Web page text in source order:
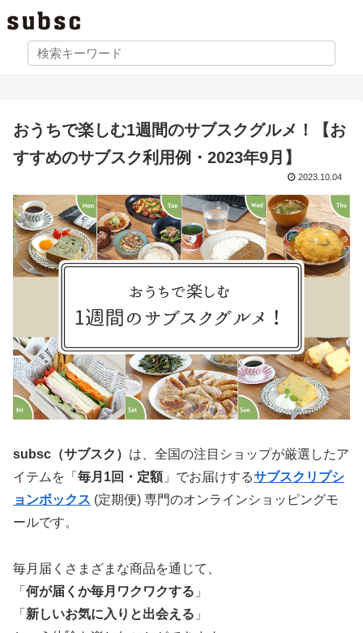
おうちで楽しむ1週間のサブスクグルメ！【お
すすめのサブスク利用例・2023年9月】
2023.10.04
subsc（サブスク） は、全国の注目ショップが厳選したア
イテムを「 毎月1回・定額」でお届けするサブスクリプシ
ョンボックス (定期便) 専門のオンラインショッピングモ
ールです。
毎月届くさまざまな商品を通じて、
「 何が届くか毎月ワクワクする 」
「 新しいお気に入りと出会える 」